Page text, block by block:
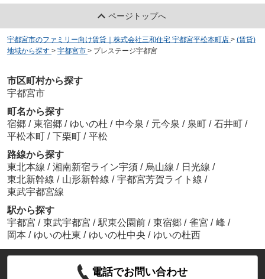
ページトップへ
宇都宮市のファミリー向け賃貸｜株式会社三和住宅 宇都宮平松本町店 > (賃貸)
地域から探す > 宇都宮市 > プレステージ宇都宮
市区町村から探す
宇都宮市
町名から探す
宿郷 / 東宿郷 / ゆいの杜 / 中今泉 / 元今泉 / 泉町 / 石井町 /
平松本町 / 下栗町 / 平松
路線から探す
東北本線 / 湘南新宿ライン宇須 / 烏山線 / 日光線 /
東北新幹線 / 山形新幹線 / 宇都宮芳賀ライト線 /
東武宇都宮線
駅から探す
宇都宮 / 東武宇都宮 / 駅東公園前 / 東宿郷 / 雀宮 / 峰 /
岡本 / ゆいの杜東 / ゆいの杜中央 / ゆいの杜西
電話でお問い合わせ